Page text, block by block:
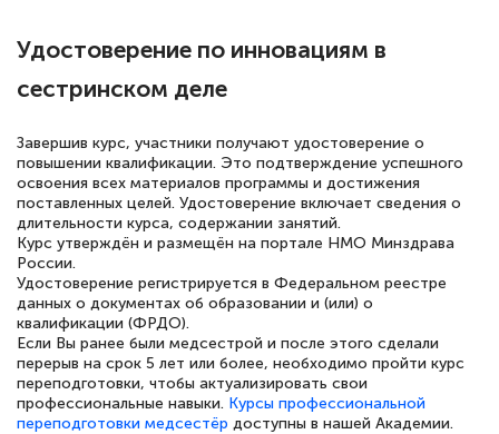
вежливое сопровождение! Всё чётко и
понятно! Проходила повышение
Елена Петрикс
Знаток города 5 уровня
11 марта 2026
Всем добрый день! Я прошла курс
повышени каалификации по
специальности «Тренер-преподаватель
по тяжелой атлетике»! Хочется
Удостоверение по инновациям в
сестринском деле
Завершив курс, участники получают удостоверение о
повышении квалификации. Это подтверждение успешного
освоения всех материалов программы и достижения
поставленных целей. Удостоверение включает сведения о
длительности курса, содержании занятий.
Курс утверждён и размещён на портале НМО Минздрава
России.
Удостоверение регистрируется в Федеральном реестре
данных о документах об образовании и (или) о
квалификации (ФРДО).
Если Вы ранее были медсестрой и после этого сделали
перерыв на срок 5 лет или более, необходимо пройти курс
переподготовки, чтобы актуализировать свои
профессиональные навыки. Курсы профессиональной
переподготовки медсестёр доступны в нашей Академии.